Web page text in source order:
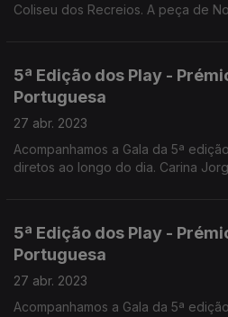
Coliseu dos Recreios. A peça de
5ª Edição dos Play -
Portuguesa
27 abr. 2023
Acompanhamos a Gala da 5ª edição dos play , com vários
diretos ao longo do dia. Carina
5ª Edição dos Play -
Portuguesa
27 abr. 2023
Acompanhamos a Gala da 5ª edição dos play , com vários